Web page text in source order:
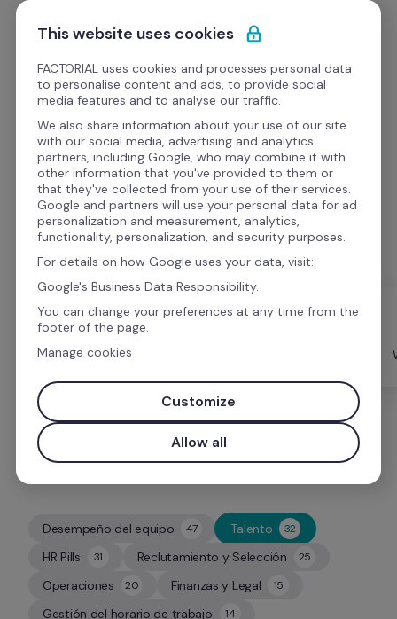
Ir al contenido
Empieza gratis
Los mejores recursos
para RRHH
Acceda a magníficas plantillas de RRHH, seminarios
web, vídeos y podcasts para la gestión de RRHH
Todo
Desempeño del equipo 47
47 Talento 32
32
HR Pills 31
31 Reclutamiento y Selección 25
25
Operaciones 20
20 Finanzas y Legal 15
15
Gestión del horario de trabajo 14
This website uses cookies
FACTORIAL uses cookies and processes personal data
to personalise content and ads, to provide social
media features and to analyse our traffic.
We also share information about your use of our site
with our social media, advertising and analytics
partners, including Google, who may combine it with
other information that you've provided to them or
that they've collected from your use of their services.
Google and partners will use your personal data for ad
personalization and measurement, analytics,
functionality, personalization, and security purposes.
For details on how Google uses your data, visit:
Google's Business Data Responsibility.
You can change your preferences at any time from the
footer of the page.
Manage cookies
Customize
Allow all